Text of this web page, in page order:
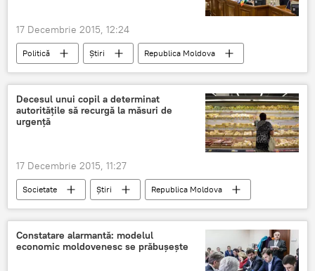
17 Decembrie 2015, 12:24
Politică Știri
Republica Moldova
Neutralitate
Suveranitate
Referendum
Igor Dodon Statalitate
Decesul unui copil a determinat
autorităţile să recurgă la măsuri de
urgenţă
17 Decembrie 2015, 11:27
Societate Știri
Republica Moldova
Crihana Veche
Gheorghe Brega
deces
control intoxicaţie
Constatare alarmantă: modelul
economic moldovenesc se prăbuşeşte